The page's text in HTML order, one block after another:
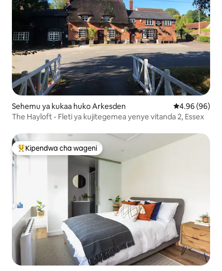
Sehemu ya kukaa huko Arkesden Ukadiriaji wa
4.96 (96)
The Hayloft - Fleti ya kujitegemea yenye vitanda 2, Essex
Kipendwa maarufu cha wageni
Kipendwa cha wageni